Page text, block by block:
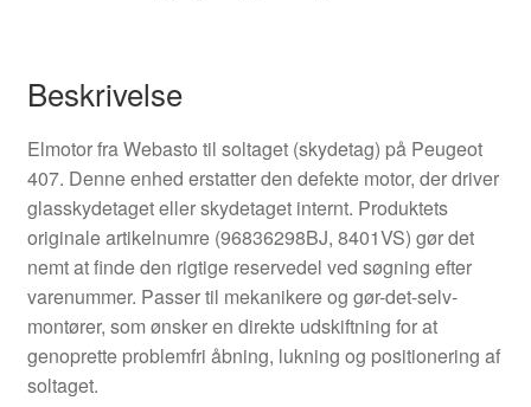
Beskrivelse
Elmotor fra Webasto til soltaget (skydetag) på Peugeot
407. Denne enhed erstatter den defekte motor, der driver
glasskydetaget eller skydetaget internt. Produktets
originale artikelnumre (96836298BJ, 8401VS) gør det
nemt at finde den rigtige reservedel ved søgning efter
varenummer. Passer til mekanikere og gør-det-selv-
montører, som ønsker en direkte udskiftning for at
genoprette problemfri åbning, lukning og positionering af
soltaget.